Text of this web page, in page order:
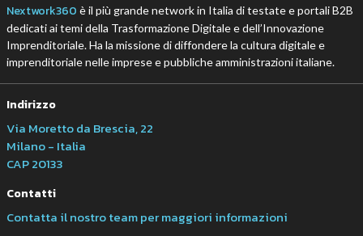
Nextwork360 è il più grande network in Italia di testate e portali B2B
dedicati ai temi della Trasformazione Digitale e dell’Innovazione
Imprenditoriale. Ha la missione di diffondere la cultura digitale e
imprenditoriale nelle imprese e pubbliche amministrazioni italiane.
Indirizzo
Via Moretto da Brescia, 22
Milano - Italia
CAP 20133
Contatti
Contatta il nostro team per maggiori informazioni